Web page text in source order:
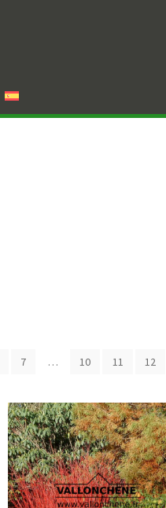
7 … 10 11 12